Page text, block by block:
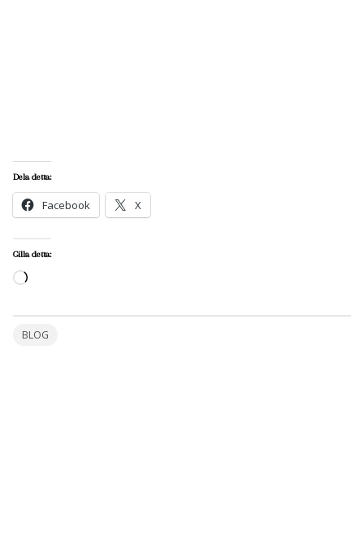
Dela detta:
Facebook X
Gilla detta:
Laddar
BLOG